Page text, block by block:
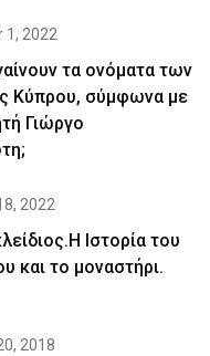
1, 2022
τα ονόματα των
Κύπρου, σύμφωνα με
Γιώργο
2022
Ιστορία του
και το μοναστήρι.
2018